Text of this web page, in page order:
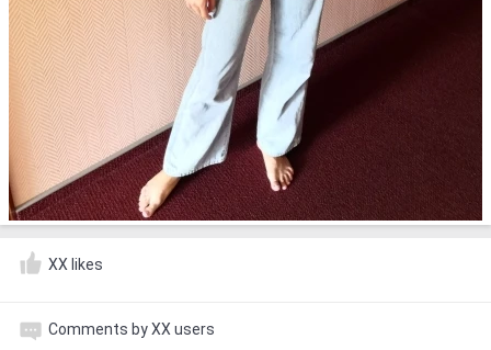
XX likes
Comments by XX users